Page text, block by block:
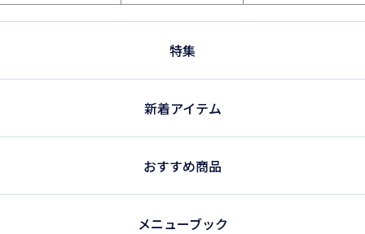
特集
新着アイテム
おすすめ商品
メニューブック